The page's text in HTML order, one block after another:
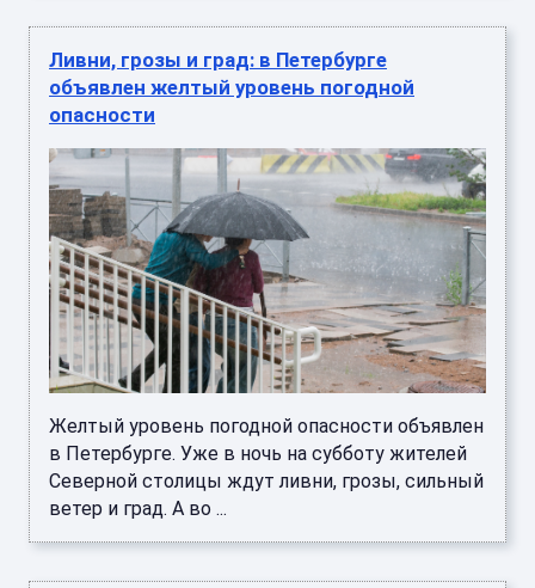
Ливни, грозы и град: в Петербурге
объявлен желтый уровень погодной
опасности
Желтый уровень погодной опасности объявлен
в Петербурге. Уже в ночь на субботу жителей
Северной столицы ждут ливни, грозы, сильный
ветер и град. А во ...